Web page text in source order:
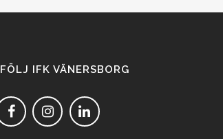
FÖLJ IFK VÄNERSBORG